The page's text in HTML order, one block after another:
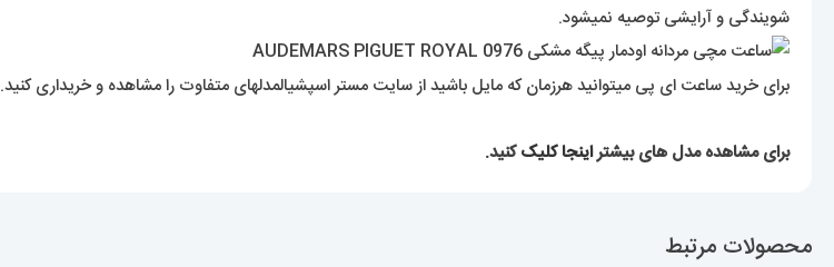
شویندگی و آرایشی توصیه نمیشود.
برای خرید ساعت ای پی میتوانید هرزمان که مایل باشید از سایت مستر اسپشیالمدلهای متفاوت را مشاهده و خریداری کنید.
برای مشاهده مدل های بیشتراینجا کلیککنید.
محصولات مرتبط